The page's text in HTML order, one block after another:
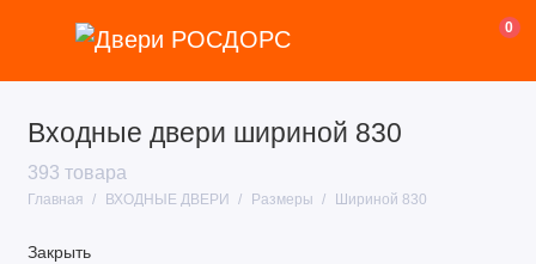
0
Входные двери шириной 830
393 товара
Главная ВХОДНЫЕ ДВЕРИ Размеры Шириной 830
Закрыть
В квартиру
В дом (уличные) ТЕРМО